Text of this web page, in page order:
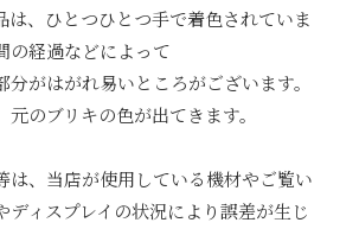
は、ひとつひとつ手で着色されていま
の経過などによって
分がはがれ易いところがございます。
のブリキの色が出てきます。
は、当店が使用している機材やご覧い
ディスプレイの状況により誤差が生じ